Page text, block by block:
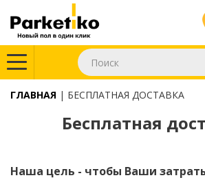
ГЛАВНАЯ БЕСПЛАТНАЯ ДОСТАВКА
Бесплатная
Наша цель - чтобы Ваши